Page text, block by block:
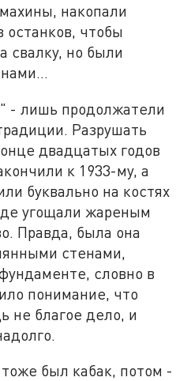
накопали
останков, чтобы
свалку, но были
- лишь продолжатели
Разрушать
двадцатых годов
к 1933-му, а
буквально на костях
угощали жареным
Правда, была она
стенами,
словно в
понимание, что
не благое дело, и
был кабак, потом -